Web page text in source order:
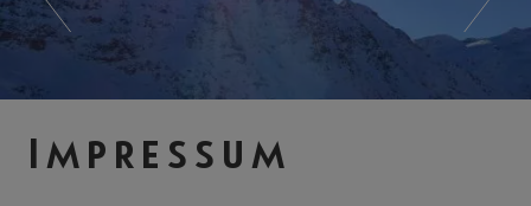
Impressum